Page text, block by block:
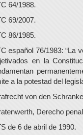
64/1988.
69/2007.
86/1985.
español 76/1983: “La
en la
a la potestad del
von den
Derecho
de 6 de abril de 1990.